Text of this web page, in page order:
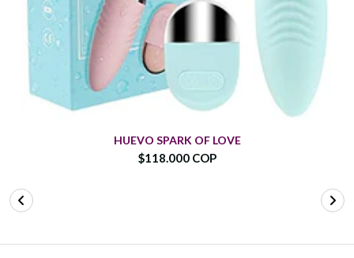
HUEVO SPARK OF LOVE
$118.000 COP